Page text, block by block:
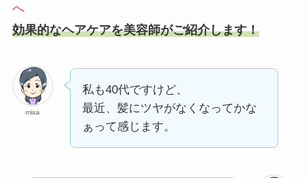
へ
効果的なヘアケアを美容師がご紹介します！
misa
私も40代ですけど、
最近、髪にツヤがなくなってかな
ぁって感じます。